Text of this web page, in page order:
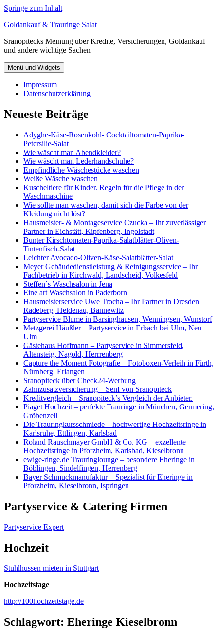
Springe zum Inhalt
Goldankauf & Trauringe Salat
Sranopitecks Meinung über Kredite, Versicherungen, Goldankauf
und andere wichtige Sachen
Menü und Widgets
Impressum
Datenschutzerklärung
Neueste Beiträge
Adyghe-Käse-Rosenkohl- Cocktailtomaten-Paprika-
Petersilie-Salat
Wie wäscht man Abendkleider?
Wie wäscht man Lederhandschuhe?
Empfindliche Wäschestücke waschen
Weiße Wäsche waschen
Kuscheltiere für Kinder. Regeln für die Pflege in der
Waschmaschine
Wie sollte man waschen, damit sich die Farbe von der
Kleidung nicht löst?
Hausmeister- & Montageservice Czucka – Ihr zuverlässiger
Partner in Eichstätt, Kipfenberg, Ingolstadt
Bunter Kirschtomaten-Paprika-Salatblätter-Oliven-
Tintenfisch-Salat
Leichter Avocado-Oliven-Käse-Salatblätter-Salat
Meyer Gebäudedienstleistung & Reinigungsservice – Ihr
Fachbetrieb in Kirchwald, Landscheid, Volkesfeld
Steffen´s Waschsalon in Jena
Eine art Waschsalon in Paderborn
Hausmeisterservice Uwe Trocha – Ihr Partner in Dresden,
Radeberg, Heidenau, Bannewitz
Partyservice Blume in Barsinghausen, Wenningsen, Wunstorf
Metzgerei Häußler – Partyservice in Erbach bei Ulm, Neu-
Ulm
Gästehaus Hoffmann – Partyservice in Simmersfeld,
Altensteig, Nagold, Herrrenberg
Capture the Moment Fotografie – Fotoboxen-Verleih in Fürth,
Nürnberg, Erlangen
Sranopiteck über Check24-Werbung
Zahnzusatzversicherung – Senf von Sranopiteck
Kreditvergleich – Sranopiteck’s Vergleich der Anbieter.
Piaget Hochzeit – perfekte Trauringe in München, Germering,
Gröbenzell
Die Trauringkursschmiede – hochwertige Hochzeitsringe in
Karlsruhe, Ettlingen, Karlsbad
Roland Rauschmayer GmbH & Co. KG – exzellente
Hochzeitsringe in Pforzheim, Karlsbad, Kieselbronn
ewige-ringe.de Trauringlounge – besondere Eheringe in
Böblingen, Sindelfingen, Herrenberg
Bayer Schmuckmanufaktur – Spezialist für Eheringe in
Pforzheim, Kieselbronn, Ispringen
Partyservice & Catering Firmen
Partyservice Expert
Hochzeit
Stuhlhussen mieten in Stuttgart
Hochzeitstage
http://100hochzeitstage.de
Schlagwort: Eheringe Kieselbronn